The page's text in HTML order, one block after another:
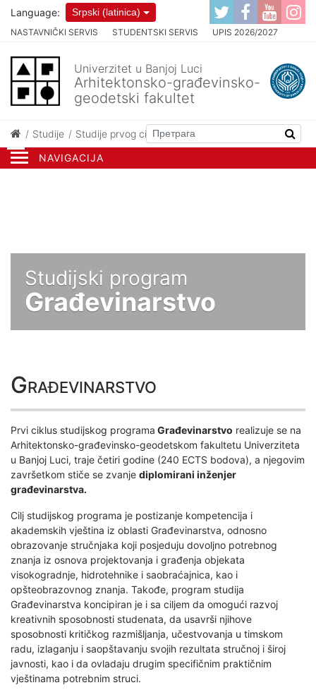
NAVIGACIJA
NASTAVNIČKI SERVIS STUDENTSKI SERVIS UPIS 2026/2027
Language: Srpski (latinica)
Univerzitet u Banjoj Luci
Arhitektonsko-građevinsko-
geodetski fakultet
Studije Studije prvog ciklusa Građevinarstvo
Studijski program
Građevinarstvo
Građevinarstvo
Prvi ciklus studijskog programa Građevinarstvo realizuje se na
Arhitektonsko-građevinsko-geodetskom fakultetu Univerziteta
u Banjoj Luci, traje četiri godine (240 ECTS bodova), a njegovim
završetkom stiče se zvanje diplomirani inženjer
građevinarstva.
Cilj studijskog programa je postizanje kompetencija i
akademskih vještina iz oblasti Građevinarstva, odnosno
obrazovanje stručnjaka koji posjeduju dovoljno potrebnog
znanja iz osnova projektovanja i građenja objekata
visokogradnje, hidrotehnike i saobraćajnica, kao i
opšteobrazovnog znanja. Takođe, program studija
Građevinarstva koncipiran je i sa ciljem da omogući razvoj
kreativnih sposobnosti studenata, da usavrši njihove
sposobnosti kritičkog razmišljanja, učestvovanja u timskom
radu, izlaganju i saopštavanju svojih rezultata stručnoj i široj
javnosti, kao i da ovladaju drugim specifičnim praktičnim
vještinama potrebnim struci.